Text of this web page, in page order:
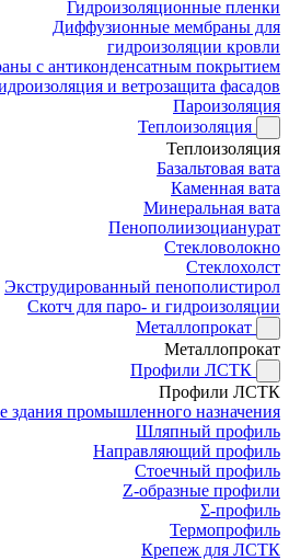
Гидроизоляционные пленки
Диффузионные мембраны для
гидроизоляции кровли
с антиконденсатным покрытием
и ветрозащита фасадов
Пароизоляция
Теплоизоляция
Теплоизоляция
Базальтовая вата
Каменная вата
Минеральная вата
Пенополиизоцианурат
Стекловолокно
Стеклохолст
Экструдированный пенополистирол
Скотч для паро- и гидроизоляции
Металлопрокат
Металлопрокат
Профили ЛСТК
Профили ЛСТК
здания промышленного назначения
Шляпный профиль
Направляющий профиль
Стоечный профиль
Z-образные профили
Σ-профиль
Термопрофиль
Крепеж для ЛСТК